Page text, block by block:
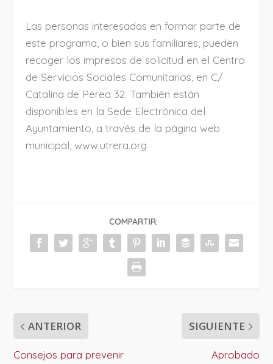
Las personas interesadas en formar parte de
este programa, o bien sus familiares, pueden
recoger los impresos de solicitud en el Centro
de Servicios Sociales Comunitarios, en C/
Catalina de Perea 32. También están
disponibles en la Sede Electrónica del
Ayuntamiento, a través de la página web
municipal, www.utrera.org
COMPARTIR:
ANTERIOR
Consejos para prevenir
SIGUIENTE
Aprobado